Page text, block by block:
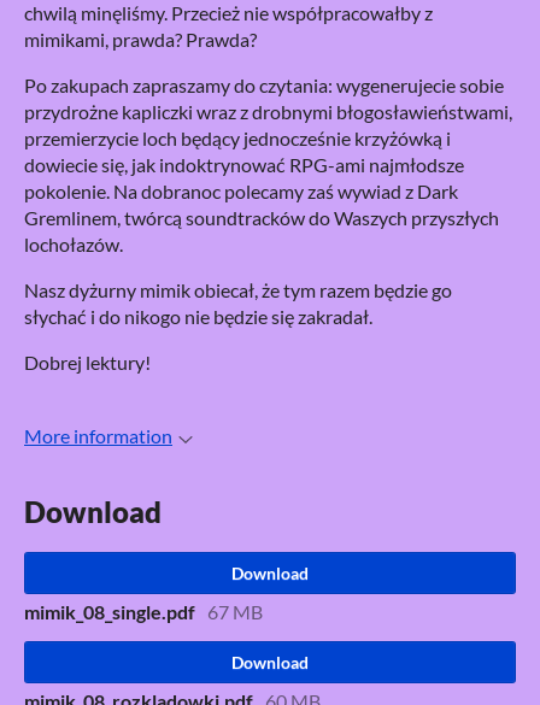
chwilą minęliśmy. Przecież nie współpracowałby z
mimikami, prawda? Prawda?
Po zakupach zapraszamy do czytania: wygenerujecie sobie
przydrożne kapliczki wraz z drobnymi błogosławieństwami,
przemierzycie loch będący jednocześnie krzyżówką i
dowiecie się, jak indoktrynować RPG-ami najmłodsze
pokolenie. Na dobranoc polecamy zaś wywiad z Dark
Gremlinem, twórcą soundtracków do Waszych przyszłych
lochołazów.
Nasz dyżurny mimik obiecał, że tym razem będzie go
słychać i do nikogo nie będzie się zakradał.
Dobrej lektury!
More information
Download
Download
mimik_08_single.pdf 67 MB
Download
mimik_08_rozkladowki.pdf 60 MB